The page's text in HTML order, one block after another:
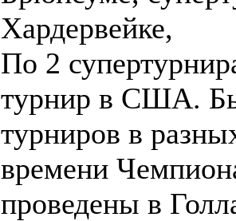
проведены в
Франции, Мали,
Сенегале, СССР.
Тем не менее, во
Бейком, мы с
объяснить ему,